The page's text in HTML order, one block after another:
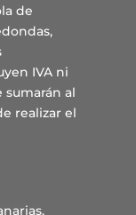
de
IVA ni
sumarán al
realizar el